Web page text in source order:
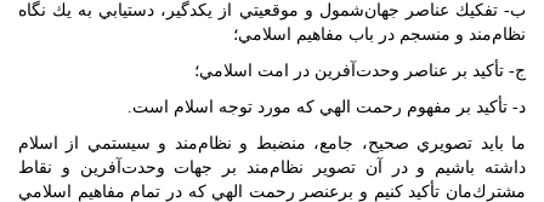
ب- تفكيك عناصر جهان‌شمول و موقعيتي از يکدگير، دستیابي به يك نگاه
نظام‌مند و منسجم در باب مفاهيم اسلامي؛
ج- تأكيد بر عناصر وحدت‌آفرين در امت اسلامي؛
د- تأكيد بر مفهوم رحمت الهي كه مورد توجه اسلام است.
ما بايد تصويري صحيح، جامع،‌ منضبط و نظام‌مند و سيستمي از اسلام
داشته باشيم و در آن تصوير نظام‌مند بر جهات وحدت‌آفرين و نقاط
مشترك‌مان تأكيد كنيم و برعنصر رحمت الهي كه در تمام مفاهيم اسلامي